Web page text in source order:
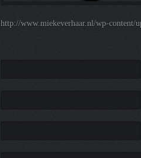
http://www.miekeverhaar.nl/wp-content/